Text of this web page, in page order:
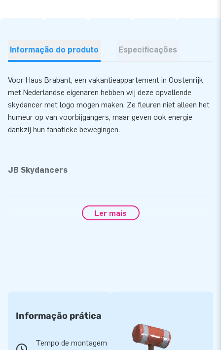
Informação do produto Especificações
Voor Haus Brabant, een vakantieappartement in Oostenrijk
met Nederlandse eigenaren hebben wij deze opvallende
skydancer met logo mogen maken. Ze fleuren niet alleen het
humeur op van voorbijgangers, maar geven ook energie
dankzij hun fanatieke bewegingen.
JB Skydancers
mogelijke thema’s, leverbaar van 4 t/m 10 meter. Er zijn vier
Wil je meer informatie over de op maat gemaakte
Skydancers? Neem dan contact met ons op.
Ler mais
Informação prática
Tempo de montagem